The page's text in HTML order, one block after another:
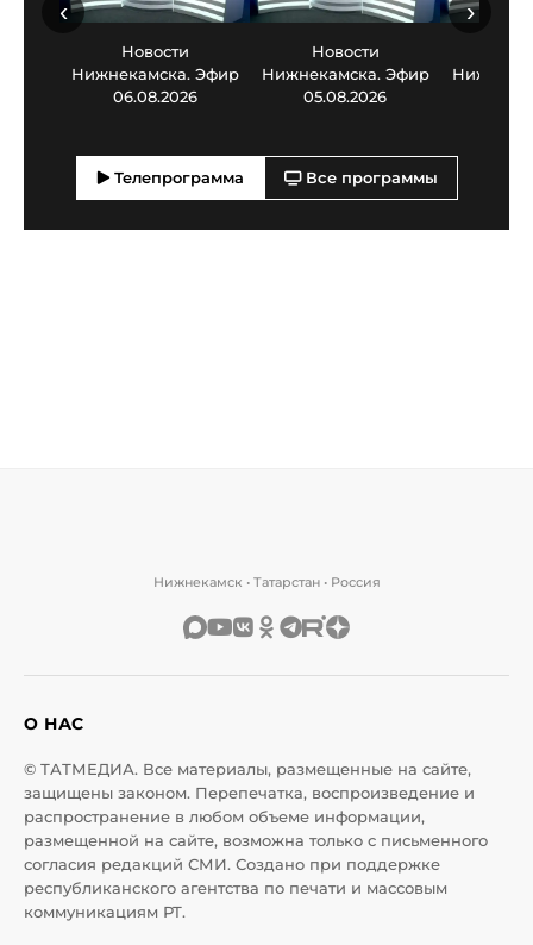
Новости
Нижнекамска. Эфир
06.08.2026
Новости
Нижнекамска. Эфир
05.08.2026
‹ ›
Телепрограмма Все программы
Нижнекамск • Татарстан • Россия
О НАС
© ТАТМЕДИА. Все материалы, размещенные на сайте,
защищены законом. Перепечатка, воспроизведение и
распространение в любом объеме информации,
размещенной на сайте, возможна только с письменного
согласия редакций СМИ. Создано при поддержке
республиканского агентства по печати и массовым
коммуникациям РТ.